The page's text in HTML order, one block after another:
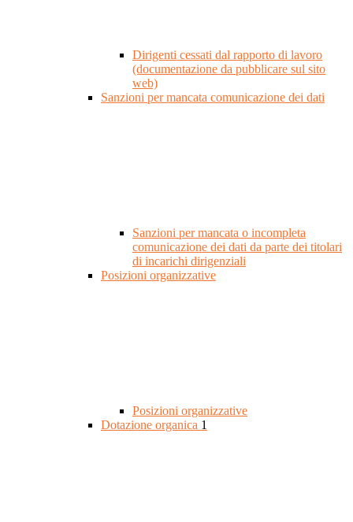
Dirigenti cessati dal rapporto di lavoro
(documentazione da pubblicare sul sito
web)
Sanzioni per mancata comunicazione dei dati
Sanzioni per mancata o incompleta
comunicazione dei dati da parte dei titolari
di incarichi dirigenziali
Posizioni organizzative
Posizioni organizzative
Dotazione organica 1